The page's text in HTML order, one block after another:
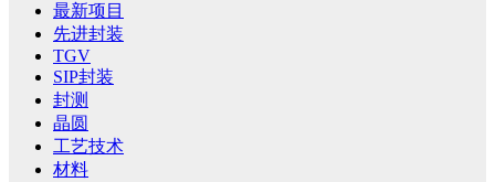
最新项目
先进封装
TGV
SIP封装
封测
晶圆
工艺技术
材料